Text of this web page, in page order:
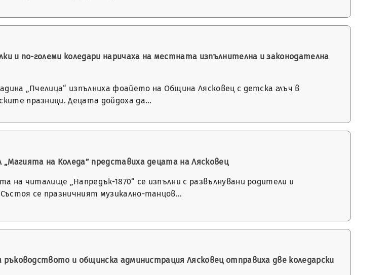
и по-големи коледари наричаха на местната изпълнителна и законодателна
„Пчелица“ изпълниха фоайето на Община Лясковец с детска глъч в
празници. Децата дойдоха да…
на Коледа” представиха децата на Лясковец
на читалище „Напредък-1870“ се изпълни с развълнувани родители и
се празничният музикално-танцов…
ръководството и общинска администрация Лясковец отправиха две коледарски